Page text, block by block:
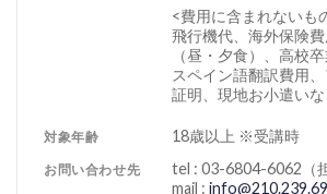
<費用に含まれないも
飛行機代、海外保険
（昼・夕食）、高校
スペイン語翻訳費用
証明、現地お小遣いな
対象年齢 18歳以上 ※受講時
お問い合わせ先
tel : 03-6804-6062（
mail :